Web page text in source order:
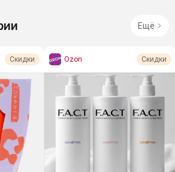
Ещё
Скидки Ozon Скидки